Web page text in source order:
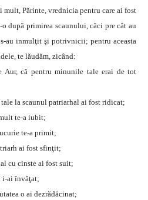
mult, Părinte, vrednicia pentru care ai fost
o după primirea scaunului, căci pre cât au
au inmulţit şi potrivnicii; pentru aceasta
te lăudăm, zicând:
Aur, că pentru minunile tale erai de tot
la scaunul patriarhal ai fost ridicat;
te-a iubit;
te-a primit;
ai fost sfinţit;
cu cinste ai fost suit;
i-ai învăţat;
o ai dezrădăcinat;